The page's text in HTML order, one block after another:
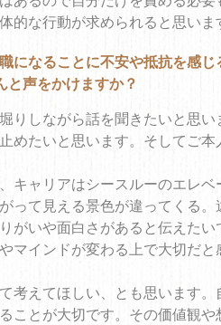
的な行動が求められると思いま
になることに不安や抵抗を感
声をかけますか？
りしながら話を聞きたいと思
めたいと思います。そしてご
キャリアはシースルーのエレ
って見える景色が違ってくる
がいや面白さがあると伝えた
インドが変わる上で大切だと
考えてほしい、とも思います
ことが大切です。その価値観